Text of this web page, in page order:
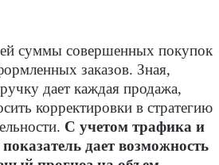
суммы совершенных покупок
заказов. Зная,
дает каждая продажа,
корректировки в стратегию
С учетом трафика и
дает возможность